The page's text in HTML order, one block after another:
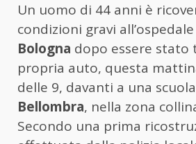
Un uomo di 44 anni è
condizioni gravi
Bologna dopo essere stato
propria auto, questa
delle 9, davanti a una
Bellombra, nella zona
Secondo una prima